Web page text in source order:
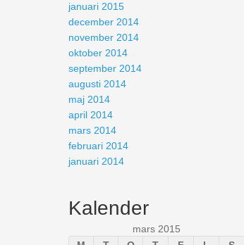
januari 2015
december 2014
november 2014
oktober 2014
september 2014
augusti 2014
maj 2014
april 2014
mars 2014
februari 2014
januari 2014
Kalender
mars 2015